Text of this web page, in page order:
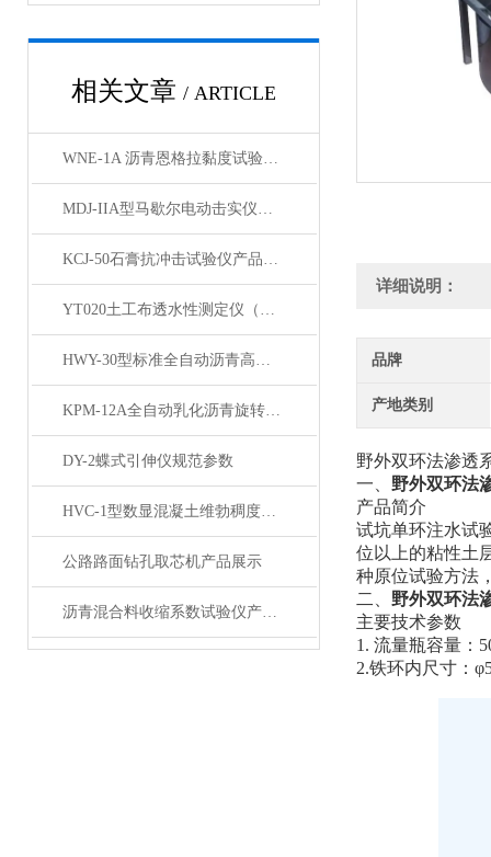
相关文章 / ARTICLE
WNE-1A 沥青恩格拉黏度试验仪产品展示
MDJ-IIA型马歇尔电动击实仪（标准）产品展示
KCJ-50石膏抗冲击试验仪产品展示
YT020土工布透水性测定仪（台式）产品简介
HWY-30型标准全自动沥青高低温循环水浴箱产品展示
KPM-12A全自动乳化沥青旋转瓶磨耗试验仪展示
DY-2蝶式引伸仪规范参数
HVC-1型数显混凝土维勃稠度仪产品展示
公路路面钻孔取芯机产品展示
沥青混合料收缩系数试验仪产品展示
详细说明：
品牌
产地类别
野外双环法渗透
一、 野外双环法
产品简介
试坑单环注水试
位以上的粘性土
种原位试验方法
二、 野外双环法
主要技术参数
1. 流量瓶容量：
2.铁环内尺寸：